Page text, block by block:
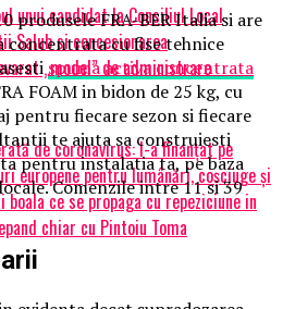
unui candidat la Consiliul Local
Salub si concesionarea
„model” de administrare
de coronavirus: l-a finanțat pe
europene pentru lumânări, coșciuge și
ce se propaga cu repeziciune in
chiar cu Pintoiu Toma
produsele FRA-BER Italia si are
concentrata cu fise tehnice
spuma activa concentrata
FOAM in bidon de 25 kg, cu
pentru fiecare sezon si fiecare
te ajuta sa construiesti
pentru instalatia ta, pe baza
Comenzile intre 11 si 39